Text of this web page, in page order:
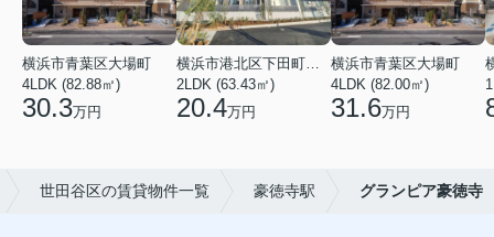
横浜市青葉区大場町
4LDK (82.88㎡)
30.3万円
横浜市港北区下田町２丁目
2LDK (63.43㎡)
20.4万円
横浜市青葉区大場町
4LDK (82.00㎡)
31.6万円
世田谷区の賃貸物件一覧 豪徳寺駅 グランピア豪徳寺